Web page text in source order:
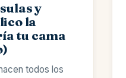
y
la
tu cama
todos los